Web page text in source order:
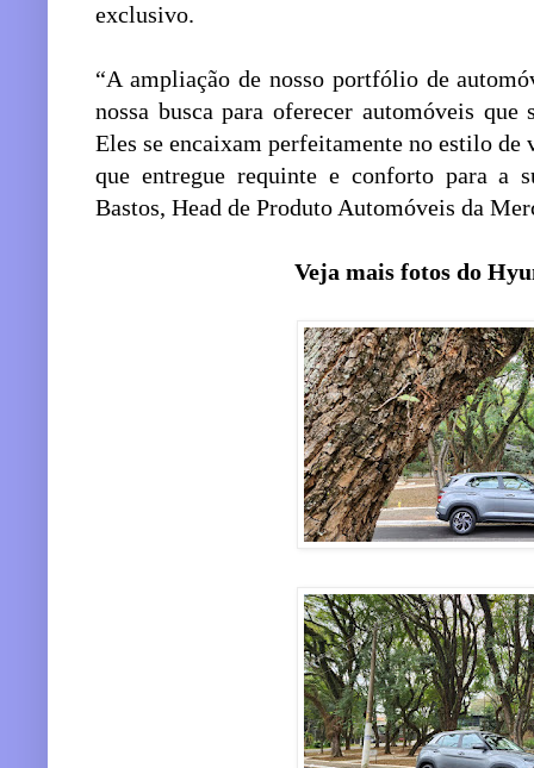
exclusivo.
“A ampliação de nosso portfólio de
nossa busca para oferecer automóveis que
Eles se encaixam perfeitamente no estilo de
que entregue requinte e conforto para a
Bastos, Head de Produto Automóveis da
Veja mais fotos do